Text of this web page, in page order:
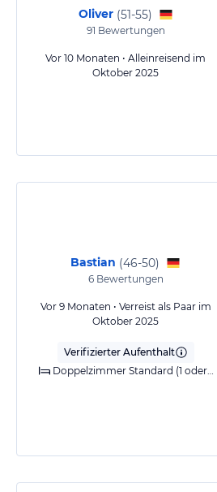
Oliver (51-55)
91 Bewertungen
Vor 10 Monaten • Alleinreisend im
Oktober 2025
Bastian (46-50)
6Bewertungen
Vor 9 Monaten • Verreist als Paar im
Oktober 2025
Verifizierter Aufenthalt
Doppelzimmer Standard (1 oder 2 Betten)